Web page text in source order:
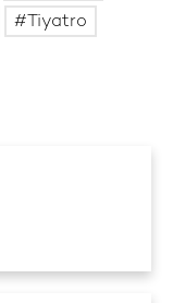
Tiyatro